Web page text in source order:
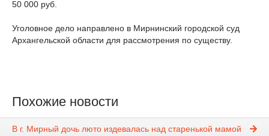
50 000 руб.
Уголовное дело направлено в Мирнинский городской суд
Архангельской области для рассмотрения по существу.
Похожие новости
В г. Мирный дочь люто издевалась над старенькой мамой